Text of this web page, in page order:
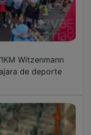
de deporte